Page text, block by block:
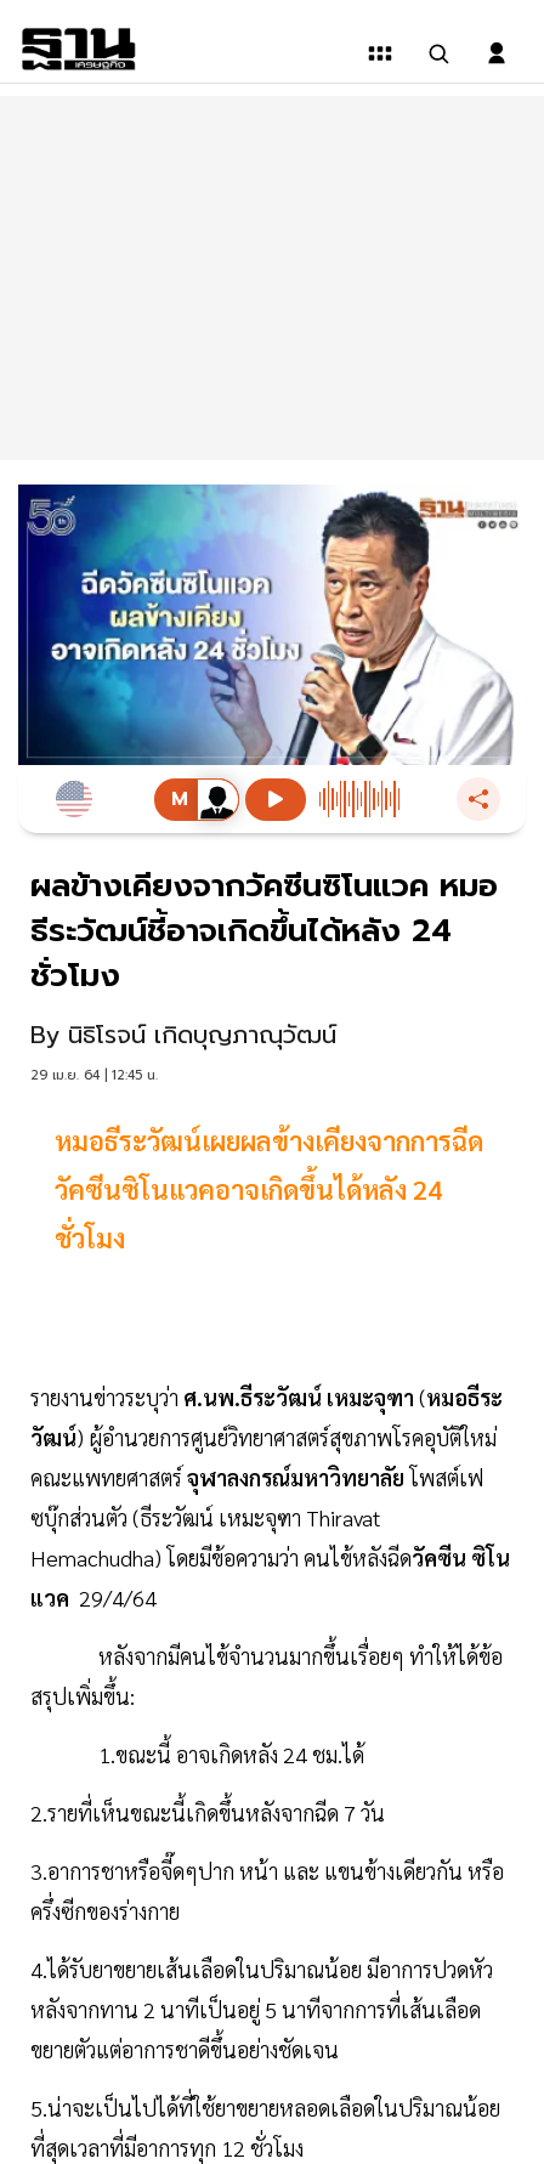
ผลข้างเคียงจากวัคซีนซิโนแวค หมอ
ธีระวัฒน์ชี้อาจเกิดขึ้นได้หลัง 24
ชั่วโมง
By นิธิโรจน์ เกิดบุญภาณุวัฒน์
29 เม.ย. 64 | 12:45 น.
หมอธีระวัฒน์เผยผลข้างเคียงจากการฉีด
วัคซีนซิโนแวคอาจเกิดขึ้นได้หลัง 24
ชั่วโมง
รายงานข่าวระบุว่า ศ.นพ.ธีระวัฒน์ เหมะจุฑา (หมอธีระ
วัฒน์) ผู้อำนวยการศูนย์วิทยาศาสตร์สุขภาพโรคอุบัติใหม่
คณะแพทยศาสตร์ จุฬาลงกรณ์มหาวิทยาลัยโพสต์เฟ
ซบุ๊กส่วนตัว (ธีระวัฒน์ เหมะจุฑา Thiravat
Hemachudha) โดยมีข้อความว่า คนไข้หลังฉีดวัคซีน ซิโน
แวค 29/4/64
หลังจากมีคนไข้จำนวนมากขึ้นเรื่อยๆ ทำให้ได้ข้อ
สรุปเพิ่มขึ้น:
1.ขณะนี้ อาจเกิดหลัง 24 ชม.ได้
2.รายที่เห็นขณะนี้เกิดขึ้นหลังจากฉีด 7 วัน
3.อาการชาหรือจี๊ดๆปาก หน้า และ แขนข้างเดียวกัน หรือ
ครึ่งซีกของร่างกาย
4.ได้รับยาขยายเส้นเลือดในปริมาณน้อย มีอาการปวดหัว
หลังจากทาน 2 นาทีเป็นอยู่ 5 นาทีจากการที่เส้นเลือด
ขยายตัวแต่อาการชาดีขึ้นอย่างชัดเจน
5.น่าจะเป็นไปได้ที่ใช้ยาขยายหลอดเลือดในปริมาณน้อย
ที่สุดเวลาที่มีอาการทุก 12 ชั่วโมง